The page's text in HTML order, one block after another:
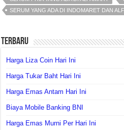
SERUM YANG ADA DI INDOMARET DAN
Terbaru
Harga Liza Coin Hari Ini
Harga Tukar Baht Hari Ini
Harga Emas Antam Hari Ini
Biaya Mobile Banking BNI
Harga Emas Murni Per Hari Ini